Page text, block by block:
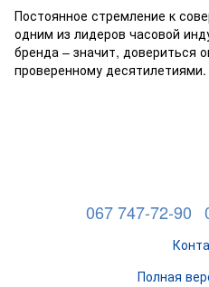
Постоянное стремление к
одним из лидеров часовой
бренда – значит, довериться
проверенному десятилетиями.
067 747-72-90
Полная